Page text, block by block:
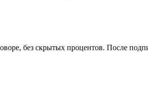
без скрытых процентов. После